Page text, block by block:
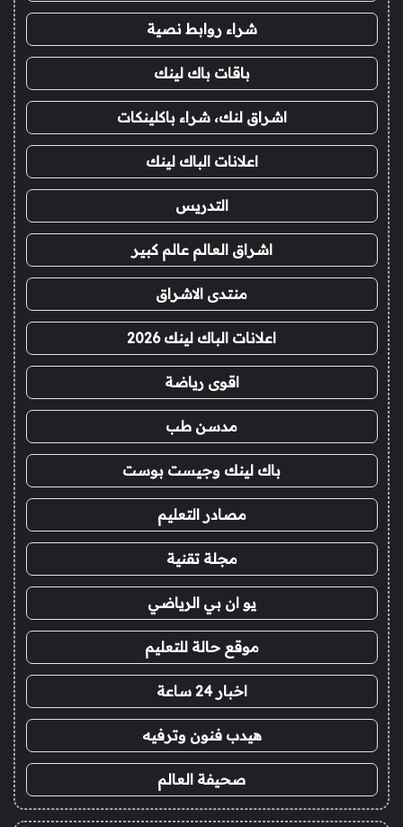
شراء روابط نصية
باقات باك لينك
اشراق لنك، شراء باكلينكات
اعلانات الباك لينك
التدريس
اشراق العالم عالم كبير
منتدى الاشراق
اعلانات الباك لينك 2026
اقوى رياضة
مدسن طب
باك لينك وجيست بوست
مصادر التعليم
مجلة تقنية
يو ان بي الرياضي
موقع حالة للتعليم
اخبار 24 ساعة
هيدب فنون وترفيه
صحيفة العالم